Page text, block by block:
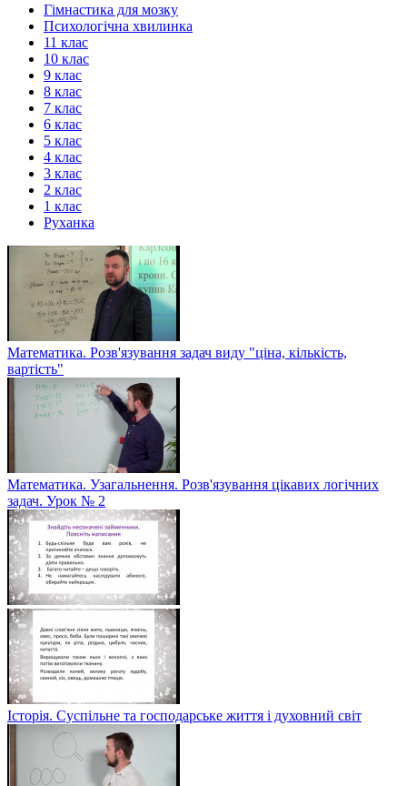
Гімнастика для мозку
Психологічна хвилинка
11 клас
10 клас
9 клас
8 клас
7 клас
6 клас
5 клас
4 клас
3 клас
2 клас
1 клас
Руханка
Математика. Розв'язування задач виду "ціна, кількість,
вартість"
Математика. Узагальнення. Розв'язування цікавих логічних
задач. Урок № 2
Історія. Суспільне та господарське життя і духовний світ